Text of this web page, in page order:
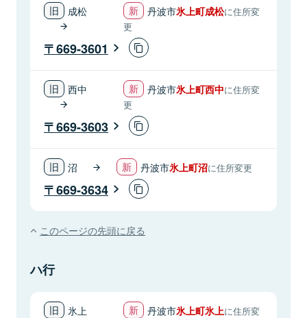
成松 丹波市氷上町成松に住所変
更
669-3601
西中 丹波市氷上町西中に住所変
更
669-3603
沼 丹波市氷上町沼に住所変更
669-3634
このページの先頭に戻る
ハ行
氷上 丹波市氷上町氷上に住所変